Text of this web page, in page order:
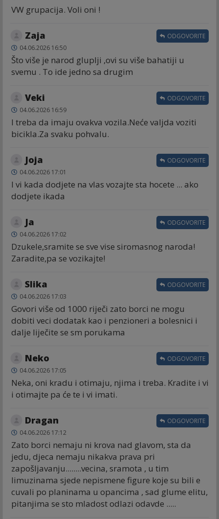
VW grupacija. Voli oni !
Zaja
04.06.2026 16:50
Što više je narod gluplji ,ovi su više bahatiji u
svemu . To ide jedno sa drugim
ODGOVORITE
Veki
04.06.2026 16:59
I treba da imaju ovakva vozila.Neće valjda voziti
bicikla.Za svaku pohvalu.
ODGOVORITE
Joja
04.06.2026 17:01
I vi kada dodjete na vlas vozajte sta hocete ... ako
dodjete ikada
ODGOVORITE
Ja
04.06.2026 17:02
Dzukele,sramite se sve vise siromasnog naroda!
Zaradite,pa se vozikajte!
ODGOVORITE
Slika
04.06.2026 17:03
Govori više od 1000 riječi zato borci ne mogu
dobiti veci dodatak kao i penzioneri a bolesnici i
dalje liječite se sm porukama
ODGOVORITE
Neko
04.06.2026 17:05
Neka, oni kradu i otimaju, njima i treba. Kradite i vi
i otimajte pa će te i vi imati.
ODGOVORITE
Dragan
04.06.2026 17:12
Zato borci nemaju ni krova nad glavom, sta da
jedu, djeca nemaju nikakva prava pri
zapošljavanju........vecina, sramota , u tim
limuzinama sjede nepismene figure koje su bili e
cuvali po planinama u opancima , sad glume elitu,
pitanjima se sto mladost odlazi odavde .....
ODGOVORITE